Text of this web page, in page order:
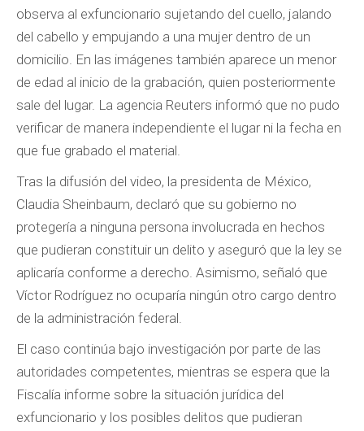
observa al exfuncionario sujetando del cuello, jalando
del cabello y empujando a una mujer dentro de un
domicilio. En las imágenes también aparece un menor
de edad al inicio de la grabación, quien posteriormente
sale del lugar. La agencia Reuters informó que no pudo
verificar de manera independiente el lugar ni la fecha en
que fue grabado el material.
Tras la difusión del video, la presidenta de México,
Claudia Sheinbaum, declaró que su gobierno no
protegería a ninguna persona involucrada en hechos
que pudieran constituir un delito y aseguró que la ley se
aplicaría conforme a derecho. Asimismo, señaló que
Víctor Rodríguez no ocuparía ningún otro cargo dentro
de la administración federal.
El caso continúa bajo investigación por parte de las
autoridades competentes, mientras se espera que la
Fiscalía informe sobre la situación jurídica del
exfuncionario y los posibles delitos que pudieran